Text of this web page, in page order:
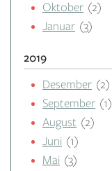
Oktober (2)
Januar (3)
2019
Desember (2)
September (1)
August (2)
Juni (1)
Mai (3)